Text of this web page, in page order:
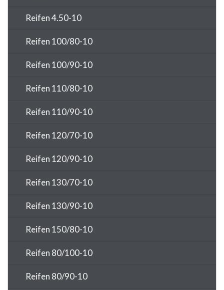
Reifen 4.50-10
Reifen 100/80-10
Reifen 100/90-10
Reifen 110/80-10
Reifen 110/90-10
Reifen 120/70-10
Reifen 120/90-10
Reifen 130/70-10
Reifen 130/90-10
Reifen 150/80-10
Reifen 80/100-10
Reifen 80/90-10